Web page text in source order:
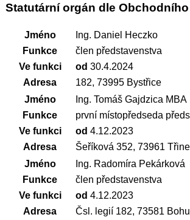
Statutární orgán dle
Jméno
Ing. Daniel Heczko
Funkce
člen představenstva
Ve funkci
od 30.4.2024
Adresa
182, 73995 Bystřice
Jméno
Ing. Tomáš Gajdzica MBA
Funkce
první místopředseda
Ve funkci
od 4.12.2023
Adresa
Šeříková 352, 73961
Jméno
Ing. Radomíra Pekárková
Funkce
člen představenstva
Ve funkci
od 4.12.2023
Adresa
Čsl. legií 182, 73581